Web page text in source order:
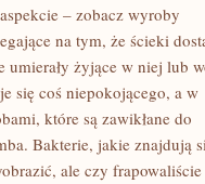
– zobacz wyroby
na tym, że ścieki
umierały żyjące w niej lub
się coś niepokojącego, a w
które są zawikłane do
Bakterie, jakie znajdują
ale czy frapowaliście